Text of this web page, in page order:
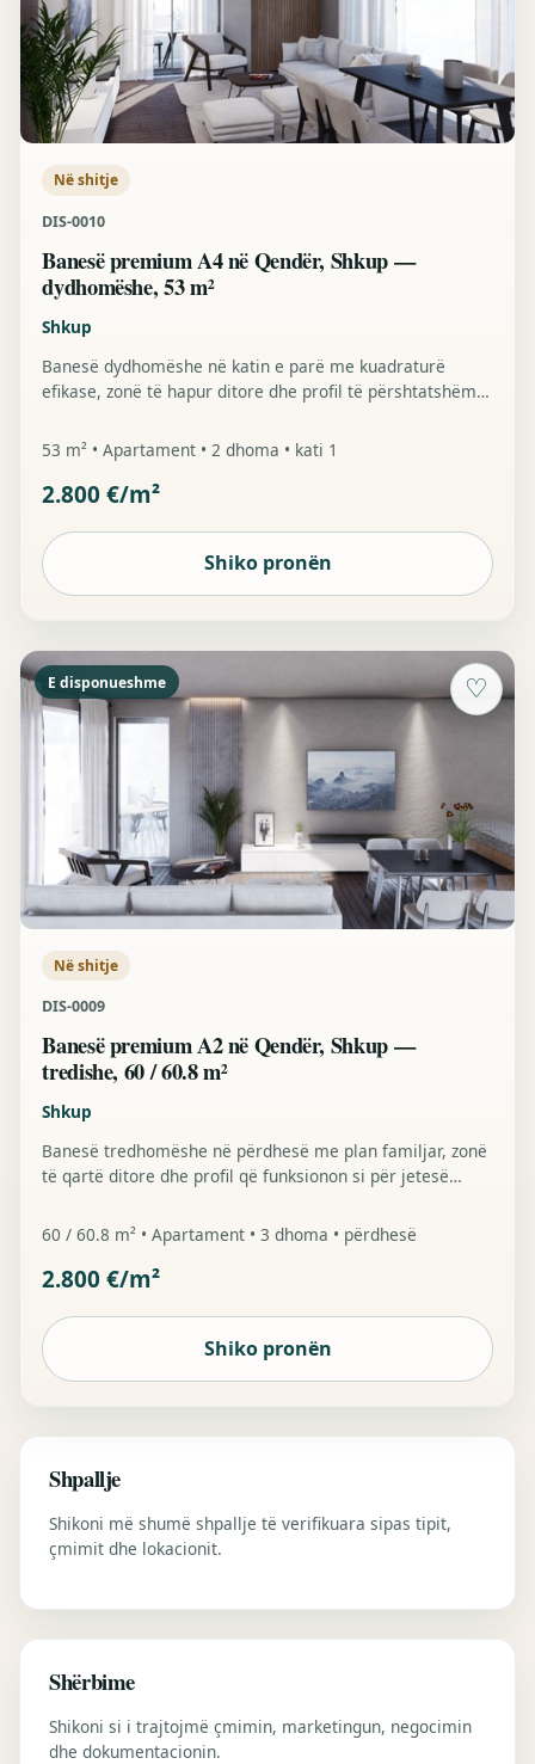
Në shitje
DIS-0010
Banesë premium A4 në Qendër, Shkup —
dydhomëshe, 53 m²
Shkup
Banesë dydhomëshe në katin e parë me kuadraturë
efikase, zonë të hapur ditore dhe profil të përshtatshëm
53 m² • Apartament • 2 dhoma • kati 1
2.800 €/m²
Shiko pronën
♡
E disponueshme
Në shitje
DIS-0009
Banesë premium A2 në Qendër, Shkup —
tredishe, 60 / 60.8 m²
Shkup
Banesë tredhomëshe në përdhesë me plan familjar, zonë
të qartë ditore dhe profil që funksionon si për jetesë
60 / 60.8 m² • Apartament • 3 dhoma • përdhesë
2.800 €/m²
Shiko pronën
Shpallje
Shikoni më shumë shpallje të verifikuara sipas tipit,
çmimit dhe lokacionit.
Shërbime
Shikoni si i trajtojmë çmimin, marketingun, negocimin
dhe dokumentacionin.